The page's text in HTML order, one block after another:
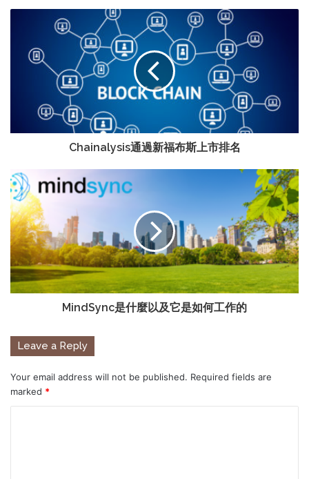
Chainalysis通過新福布斯上市排名
MindSync是什麼以及它是如何工作的
Leave a Reply
Your email address will not be published. Required fields are
marked *